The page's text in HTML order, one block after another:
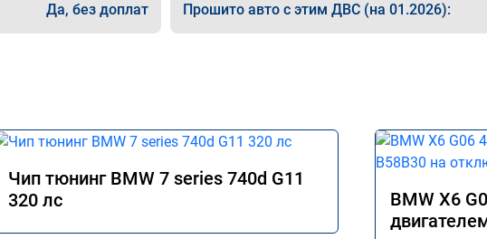
Да, без доплат Прошито авто с этим ДВС (на 01.2026):
Чип тюнинг BMW 7 series 740d G11
320 лс
BMW X6